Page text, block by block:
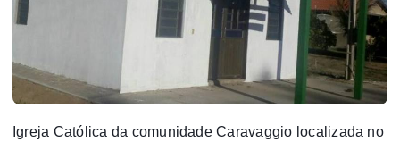
Igreja Católica da comunidade Caravaggio localizada no